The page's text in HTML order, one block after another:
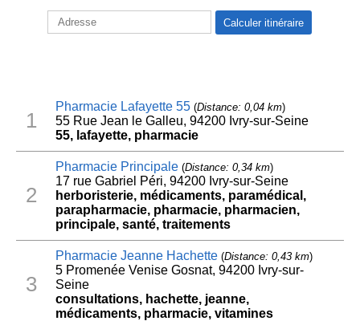
1
Pharmacie Lafayette 55(Distance: 0,04 km)
55 Rue Jean le Galleu, 94200 Ivry-sur-Seine
55, lafayette, pharmacie
2
Pharmacie Principale(Distance: 0,34 km)
17 rue Gabriel Péri, 94200 Ivry-sur-Seine
herboristerie, médicaments, paramédical,
parapharmacie, pharmacie, pharmacien,
principale, santé, traitements
3
Pharmacie Jeanne Hachette(Distance: 0,43 km)
5 Promenée Venise Gosnat, 94200 Ivry-sur-
Seine
consultations, hachette, jeanne,
médicaments, pharmacie, vitamines